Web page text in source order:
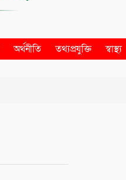
অর্থনীতি তথ্যপ্রযুক্তি স্বাস্থ্য